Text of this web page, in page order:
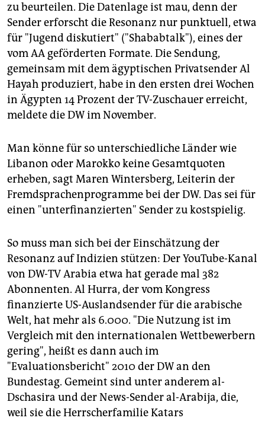
zu beurteilen. Die Datenlage ist mau, denn der
Sender erforscht die Resonanz nur punktuell, etwa
für "Jugend diskutiert" ("Shababtalk"), eines der
vom AA geförderten Formate. Die Sendung,
gemeinsam mit dem ägyptischen Privatsender Al
Hayah produziert, habe in den ersten drei Wochen
in Ägypten 14 Prozent der TV-Zuschauer erreicht,
meldete die DW im November.
Man könne für so unterschiedliche Länder wie
Libanon oder Marokko keine Gesamtquoten
erheben, sagt Maren Wintersberg, Leiterin der
Fremdsprachenprogramme bei der DW. Das sei für
einen "unterfinanzierten" Sender zu kostspielig.
So muss man sich bei der Einschätzung der
Resonanz auf Indizien stützen: Der YouTube-Kanal
von DW-TV Arabia etwa hat gerade mal 382
Abonnenten. Al Hurra, der vom Kongress
finanzierte US-Auslandsender für die arabische
Welt, hat mehr als 6.000. "Die Nutzung ist im
Vergleich mit den internationalen Wettbewerbern
gering", heißt es dann auch im
"Evaluationsbericht" 2010 der DW an den
Bundestag. Gemeint sind unter anderem al-
Dschasira und der News-Sender al-Arabija, die,
weil sie die Herrscherfamilie Katars